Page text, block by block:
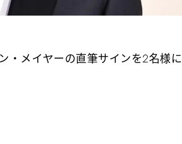
・メイヤーの直筆サインを2名様に